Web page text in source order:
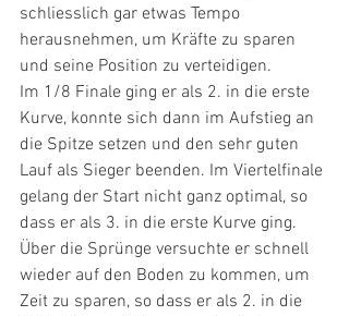
schliesslich gar etwas Tempo
herausnehmen, um Kräfte zu sparen
und seine Position zu verteidigen.
Im 1/8 Finale ging er als 2. in die erste
Kurve, konnte sich dann im Aufstieg an
die Spitze setzen und den sehr guten
Lauf als Sieger beenden. Im Viertelfinale
gelang der Start nicht ganz optimal, so
dass er als 3. in die erste Kurve ging.
Über die Sprünge versuchte er schnell
wieder auf den Boden zu kommen, um
Zeit zu sparen, so dass er als 2. in die